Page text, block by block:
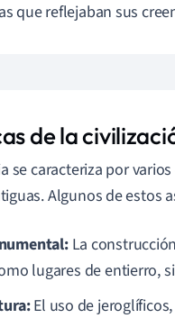
que reflejaban sus
de la
se caracteriza por
Algunos de estos
La
lugares de entierro,
El uso de